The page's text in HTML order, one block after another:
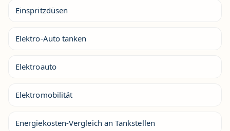
Einspritzdüsen
Elektro-Auto tanken
Elektroauto
Elektromobilität
Energiekosten-Vergleich an Tankstellen